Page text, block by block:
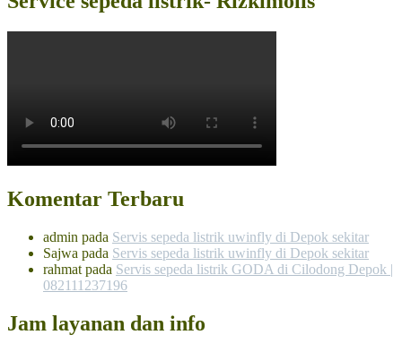
Komentar Terbaru
admin pada Servis sepeda listrik uwinfly di Depok sekitar
Sajwa pada Servis sepeda listrik uwinfly di Depok sekitar
rahmat pada Servis sepeda listrik GODA di Cilodong Depok |
082111237196
Jam layanan dan info